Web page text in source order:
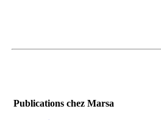
Publications chez Marsa